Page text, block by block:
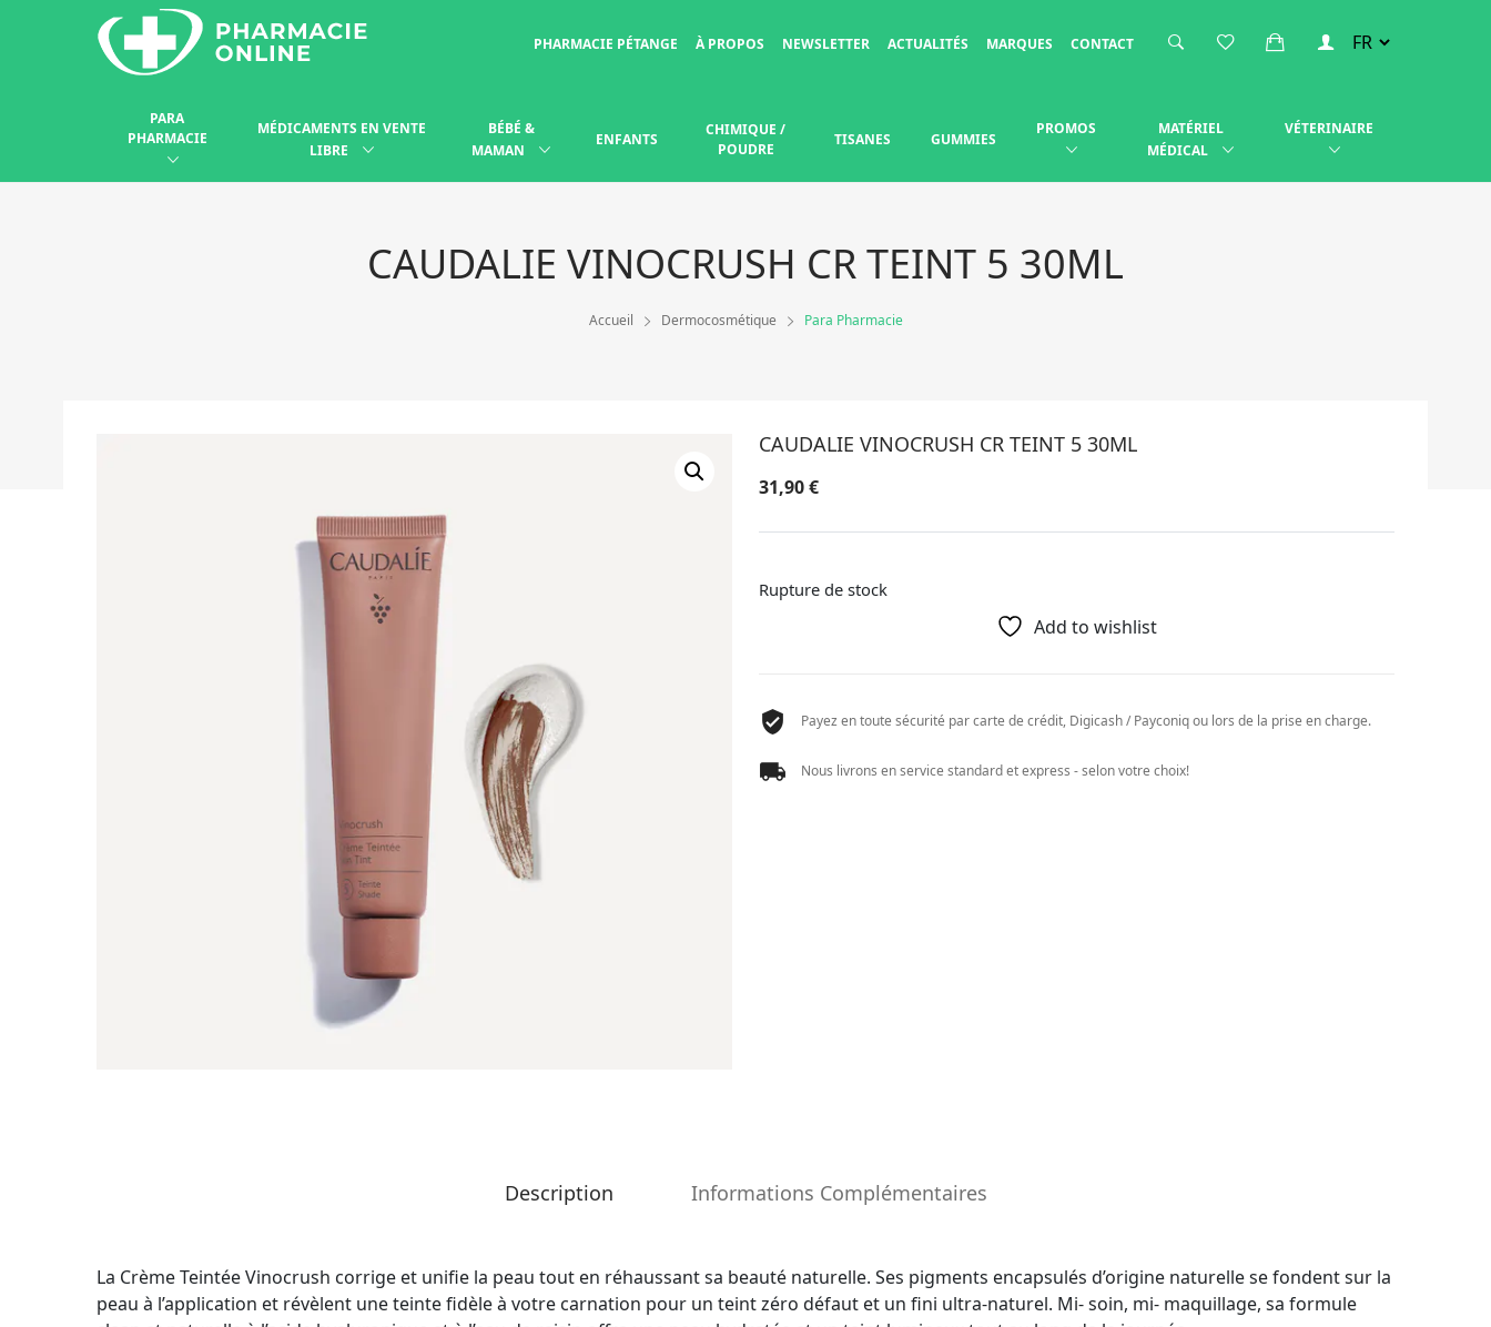
PHARMACIE PÉTANGE À PROPOS NEWSLETTER ACTUALITÉS MARQUES CONTACT
PARA
PHARMACIE
MÉDICAMENTS EN VENTE
LIBRE
BÉBÉ &
MAMAN
ENFANTS
CHIMIQUE /
POUDRE
TISANES GUMMIES
PROMOS
MATÉRIEL
MÉDICAL
VÉTERINAIRE
CAUDALIE VINOCRUSH CR TEINT 5 30ML
Accueil Dermocosmétique Para Pharmacie
CAUDALIE VINOCRUSH CR TEINT 5 30ML
31,90€
Rupture de stock
Add to wishlist
Payez en toute sécurité par carte de crédit, Digicash / Payconiq ou lors de la prise en charge.
Nous livrons en service standard et express - selon votre choix!
Description Informations Complémentaires
La Crème Teintée Vinocrush corrige et unifie la peau tout en réhaussant sa beauté naturelle. Ses pigments encapsulés d’origine naturelle se fondent sur la
peau à l’application et révèlent une teinte fidèle à votre carnation pour un teint zéro défaut et un fini ultra-naturel. Mi- soin, mi- maquillage, sa formule